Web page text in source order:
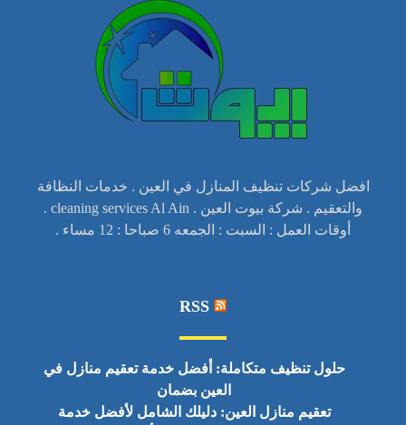
افضل شركات تنظيف المنازل في العين . خدمات النظافة
والتعقيم . شركة بيوت العين . cleaning services Al Ain .
أوقات العمل : السبت : الجمعه 6 صباحا : 12 مساء .
RSS
حلول تنظيف متكاملة: أفضل خدمة تعقيم منازل في
العين بضمان
تعقيم منازل العين: دليلك الشامل لأفضل خدمة